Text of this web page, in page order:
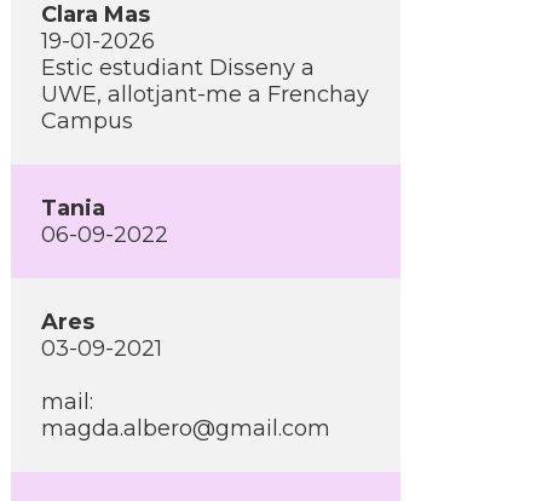
Clara Mas
19-01-2026
Estic estudiant Disseny a
UWE, allotjant-me a Frenchay
Campus
Tania
06-09-2022
Ares
03-09-2021
mail:
magda.albero@gmail.com